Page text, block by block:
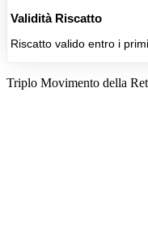
Validità Riscatto
Riscatto valido entro i
Triplo Movimento della